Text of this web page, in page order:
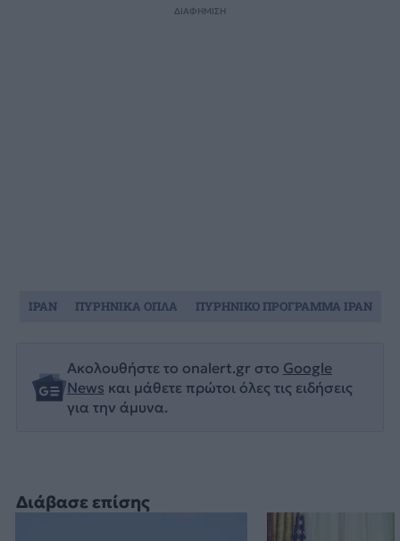
Διάβασε επίσης
ΔΙΑΦΗΜΙΣΗ
Ακολουθήστε το onalert.gr στο Google
News και μάθετε πρώτοι όλες τις ειδήσεις
για την άμυνα.
ΙΡΑΝ ΠΥΡΗΝΙΚΑ ΟΠΛΑ ΠΥΡΗΝΙΚΟ ΠΡΟΓΡΑΜΜΑ ΙΡΑΝ